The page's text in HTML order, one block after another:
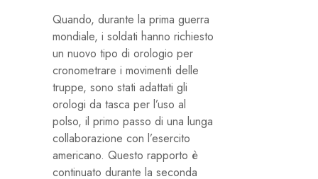
Quando, durante la prima guerra
mondiale, i soldati hanno richiesto
un nuovo tipo di orologio per
cronometrare i movimenti delle
truppe, sono stati adattati gli
orologi da tasca per l’uso al
polso, il primo passo di una lunga
collaborazione con l’esercito
americano. Questo rapporto è
continuato durante la seconda